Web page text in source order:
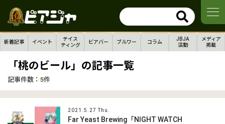
新着記事 イベント
テイス
ティング
ビアバー ブルワー コラム
JBJA
活動
メディア
掲載
「桃のビール」の記事一覧
記事件数： 5件
2021.5.27 Thu.
Far Yeast Brewing「NIGHT WATCH